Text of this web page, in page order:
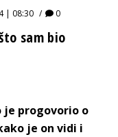
| 08:30 0
sam bio
je progovorio o
je on vidi i